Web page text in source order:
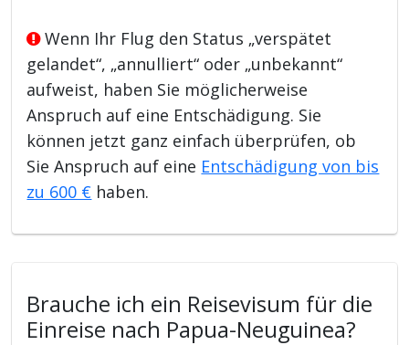
Wenn Ihr Flug den Status „verspätet
gelandet“, „annulliert“ oder „unbekannt“
aufweist, haben Sie möglicherweise
Anspruch auf eine Entschädigung. Sie
können jetzt ganz einfach überprüfen, ob
Sie Anspruch auf eine Entschädigung von bis
zu 600 € haben.
Brauche ich ein Reisevisum für die
Einreise nach Papua-Neuguinea?